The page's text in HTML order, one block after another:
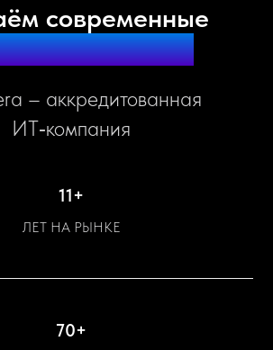
современные
продукты
– аккредитованная
ИТ‑компания
11+
ЛЕТ НА РЫНКЕ
70+